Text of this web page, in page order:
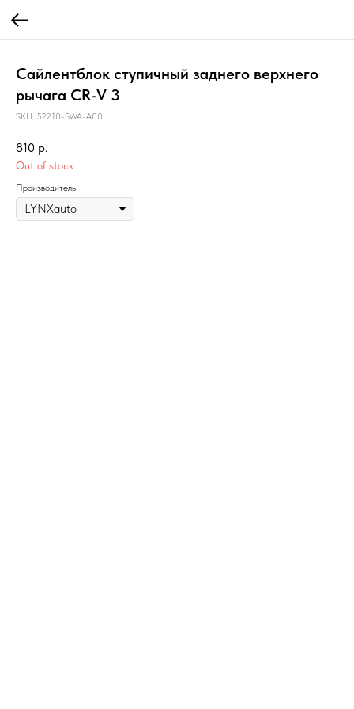
Сайлентблок ступичный заднего верхнего
рычага CR-V 3
SKU: 52210-SWA-A00
810 р.
Out of stock
Производитель